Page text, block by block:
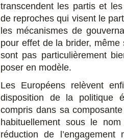
transcendent les partis et les
de reproches qui visent le
les mécanismes de
pour effet de la brider,
sont pas particulièrement
poser en modèle.
Les Européens relèvent
disposition de la politique
compris dans sa
habituellement sous le
réduction de